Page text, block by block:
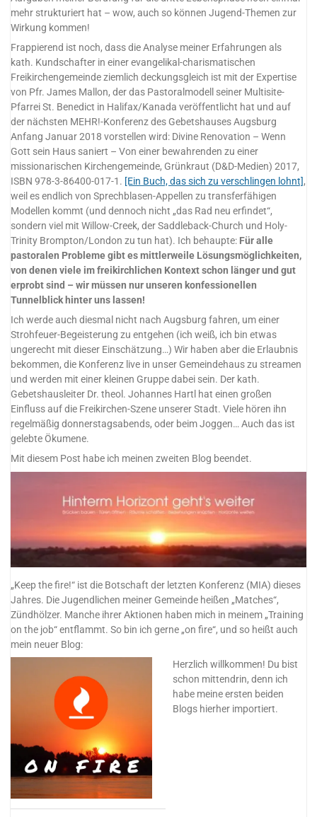
mehr strukturiert hat – wow, auch so können Jugend-Themen zur
Wirkung kommen!
Frappierend ist noch, dass die Analyse meiner Erfahrungen als
kath. Kundschafter in einer evangelikal-charismatischen
Freikirchengemeinde ziemlich deckungsgleich ist mit der Expertise
von Pfr. James Mallon, der das Pastoralmodell seiner Multisite-
Pfarrei St. Benedict in Halifax/Kanada veröffentlicht hat und auf
der nächsten MEHR!-Konferenz des Gebetshauses Augsburg
Anfang Januar 2018 vorstellen wird: Divine Renovation – Wenn
Gott sein Haus saniert – Von einer bewahrenden zu einer
missionarischen Kirchengemeinde, Grünkraut (D&D-Medien) 2017,
ISBN 978-3-86400-017-1. [Ein Buch, das sich zu verschlingen lohnt],
weil es endlich von Sprechblasen-Appellen zu transferfähigen
Modellen kommt (und dennoch nicht „das Rad neu erfindet“,
sondern viel mit Willow-Creek, der Saddleback-Church und Holy-
Trinity Brompton/London zu tun hat). Ich behaupte: Für alle
pastoralen Probleme gibt es mittlerweile Lösungsmöglichkeiten,
von denen viele im freikirchlichen Kontext schon länger und gut
erprobt sind – wir müssen nur unseren konfessionellen
Tunnelblick hinter uns lassen!
Ich werde auch diesmal nicht nach Augsburg fahren, um einer
Strohfeuer-Begeisterung zu entgehen (ich weiß, ich bin etwas
ungerecht mit dieser Einschätzung…) Wir haben aber die Erlaubnis
bekommen, die Konferenz live in unser Gemeindehaus zu streamen
und werden mit einer kleinen Gruppe dabei sein. Der kath.
Gebetshausleiter Dr. theol. Johannes Hartl hat einen großen
Einfluss auf die Freikirchen-Szene unserer Stadt. Viele hören ihn
regelmäßig donnerstagsabends, oder beim Joggen… Auch das ist
gelebte Ökumene.
Mit diesem Post habe ich meinen zweiten Blog beendet.
„Keep the fire!“ ist die Botschaft der letzten Konferenz (MIA) dieses
Jahres. Die Jugendlichen meiner Gemeinde heißen „Matches“,
Zündhölzer. Manche ihrer Aktionen haben mich in meinem „Training
on the job“ entflammt. So bin ich gerne „on fire“, und so heißt auch
mein neuer Blog:
Herzlich willkommen! Du bist
schon mittendrin, denn ich
habe meine ersten beiden
Blogs hierher importiert.